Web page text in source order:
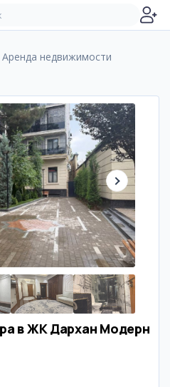
Аренда недвижимости
в ЖК Дархан Модерн